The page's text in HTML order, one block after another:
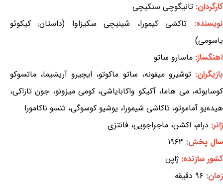
کارگردان: تانیگوچی سنکیچی
نویسنده: تاکشی کیمورا، شینیچی سکیزاوا (داستان: کیکوئو
یاسومی)
آهنگساز: ماسارو ساتو
بازیگران:توشیرو میفونه، ساتو ماکوتو، ایچیرو آریشیما، ماتسوکو
کوسابوئه، می هاما، آکیکو واکابایاشی، کومی میزونو، جون تازاکی،
هیده‌یو آماموتو، تاکاشی شیمورا، یوشیو کوسوگی، تتسو ناکامورا
ژانر: درام، اکشن، ماجراجویی، فانتزی
سال پخش: ۱۹۶۳
کشور سازنده: ژاپن
زمان: ۹۶ دقیقه